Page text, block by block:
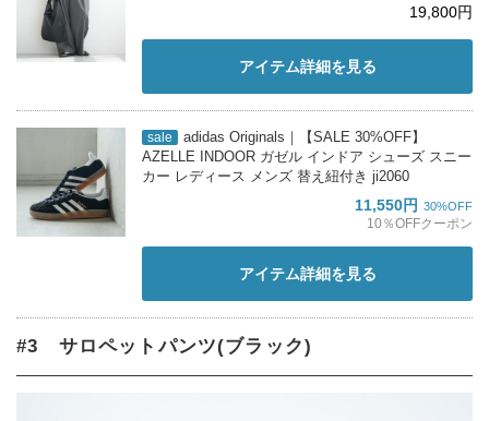
19,800円
アイテム詳細を見る
sale
adidas Originals｜【SALE 30%OFF】
AZELLE INDOOR ガゼル インドア シューズ スニー
カー レディース メンズ 替え紐付き ji2060
11,550円 30%OFF
10％OFFクーポン
アイテム詳細を見る
#3 サロペットパンツ(ブラック)